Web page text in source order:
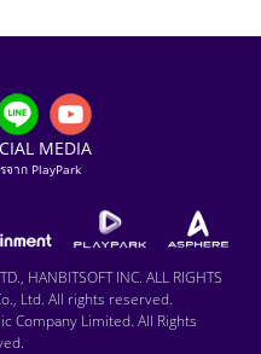
MEDIA
าก PlayPark
HANBITSOFT INC. ALL RIGHTS
Ltd. All rights reserved.
Company Limited. All Rights